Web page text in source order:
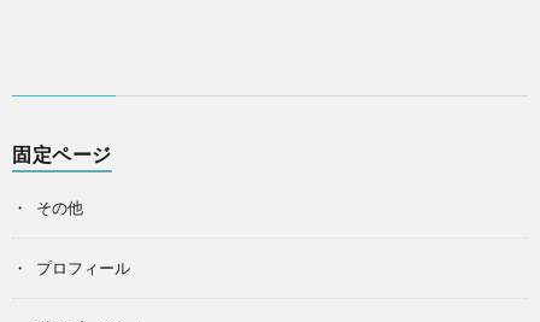
固定ページ
その他
プロフィール